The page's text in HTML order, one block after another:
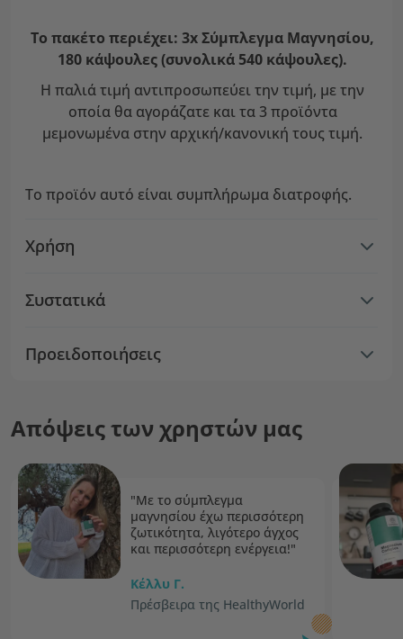
Το πακέτο περιέχει: 3x Σύμπλεγμα Μαγνησίου,
180 κάψουλες (συνολικά 540 κάψουλες).
Η παλιά τιμή αντιπροσωπεύει την τιμή, με την
οποία θα αγοράζατε και τα 3 προϊόντα
μεμονωμένα στην αρχική/κανονική τους τιμή.
Το προϊόν αυτό είναι συμπλήρωμα διατροφής.
Χρήση
Συστατικά
Προειδοποιήσεις
Απόψεις των χρηστών μας
"Με το σύμπλεγμα
μαγνησίου έχω περισσότερη
ζωτικότητα, λιγότερο άγχος
και περισσότερη ενέργεια!"
Κέλλυ Γ.
Πρέσβειρα της HealthyWorld